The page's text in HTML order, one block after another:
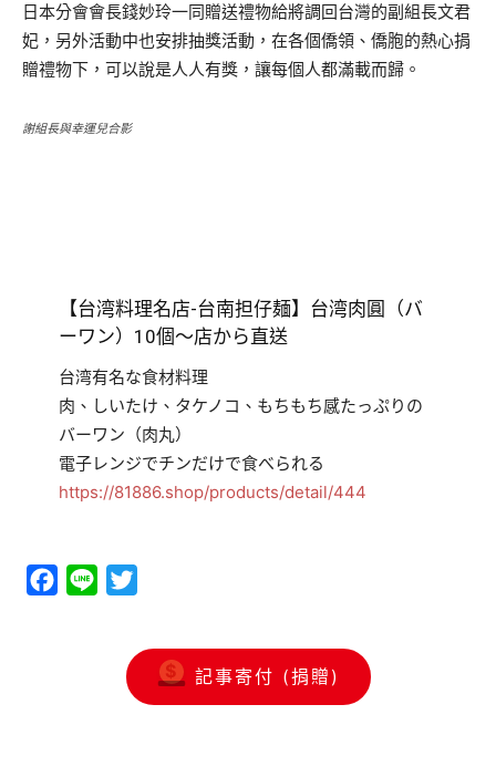
日本分會會長錢妙玲一同贈送禮物給將調回台灣的副組長文君
妃，另外活動中也安排抽獎活動，在各個僑領、僑胞的熱心捐
贈禮物下，可以說是人人有獎，讓每個人都滿載而歸。
謝組長與幸運兒合影
【台湾料理名店-台南担仔麺】台湾肉圓（バ
ーワン）10個～店から直送
台湾有名な食材料理
肉、しいたけ、タケノコ、もちもち感たっぷりの
バーワン（肉丸）
電子レンジでチンだけで食べられる
https://81886.shop/products/detail/444
Facebook
Line
記事寄付 (捐贈)